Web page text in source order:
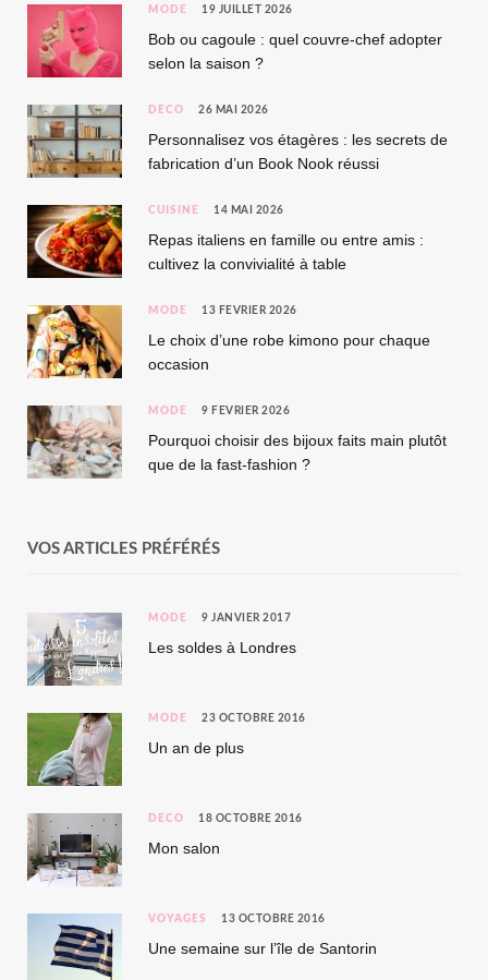
MODE 19 JUILLET 2026
Bob ou cagoule : quel couvre-chef adopter
selon la saison ?
DÉCO 26 MAI 2026
Personnalisez vos étagères : les secrets de
fabrication d’un Book Nook réussi
CUISINE 14 MAI 2026
Repas italiens en famille ou entre amis :
cultivez la convivialité à table
MODE 13 FÉVRIER 2026
Le choix d’une robe kimono pour chaque
occasion
MODE 9 FÉVRIER 2026
Pourquoi choisir des bijoux faits main plutôt
que de la fast-fashion ?
VOS ARTICLES PRÉFÉRÉS
MODE 9 JANVIER 2017
Les soldes à Londres
MODE 23 OCTOBRE 2016
Un an de plus
DÉCO 18 OCTOBRE 2016
Mon salon
VOYAGES 13 OCTOBRE 2016
Une semaine sur l’île de Santorin